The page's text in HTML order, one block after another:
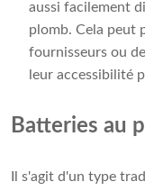
aussi facilement
plomb. Cela peut
fournisseurs ou
leur accessibilité
Batteries au
Il s'agit d'un type